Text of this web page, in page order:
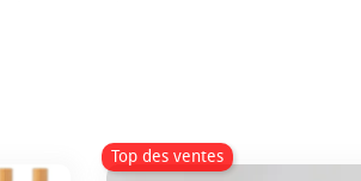
Top des ventes